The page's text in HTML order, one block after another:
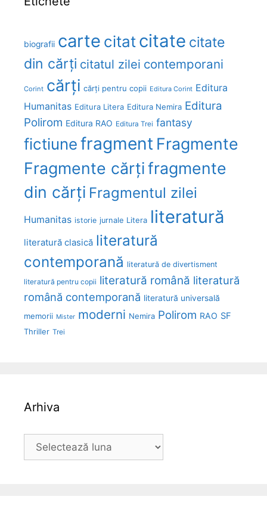
biografii carte citatcitate citate
din cărți citatul zilei contemporani
Corint cărți cărți pentru copii Editura Corint Editura
Humanitas Editura Litera Editura Nemira Editura
Polirom Editura RAO Editura Trei fantasy
fictiunefragment Fragmente
Fragmente cărțifragmente
din cărți Fragmentul zilei
Humanitas istorie jurnale Litera literatură
literatură clasică literatură
contemporană literatură de divertisment
literatură pentru copii literatură română literatură
română contemporană literatură universală
memorii Mister moderni Nemira Polirom RAO SF
Thriller Trei
Arhiva
Arhiva